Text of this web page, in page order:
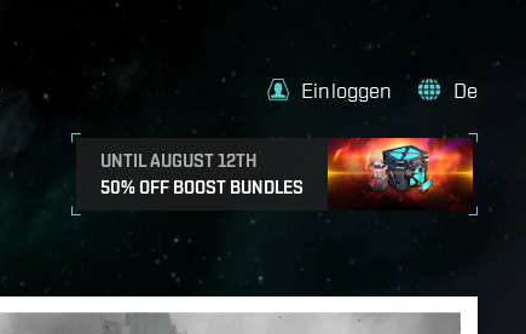
UNTIL AUGUST 12TH
50% OFF BOOST BUNDLES
Einloggen De